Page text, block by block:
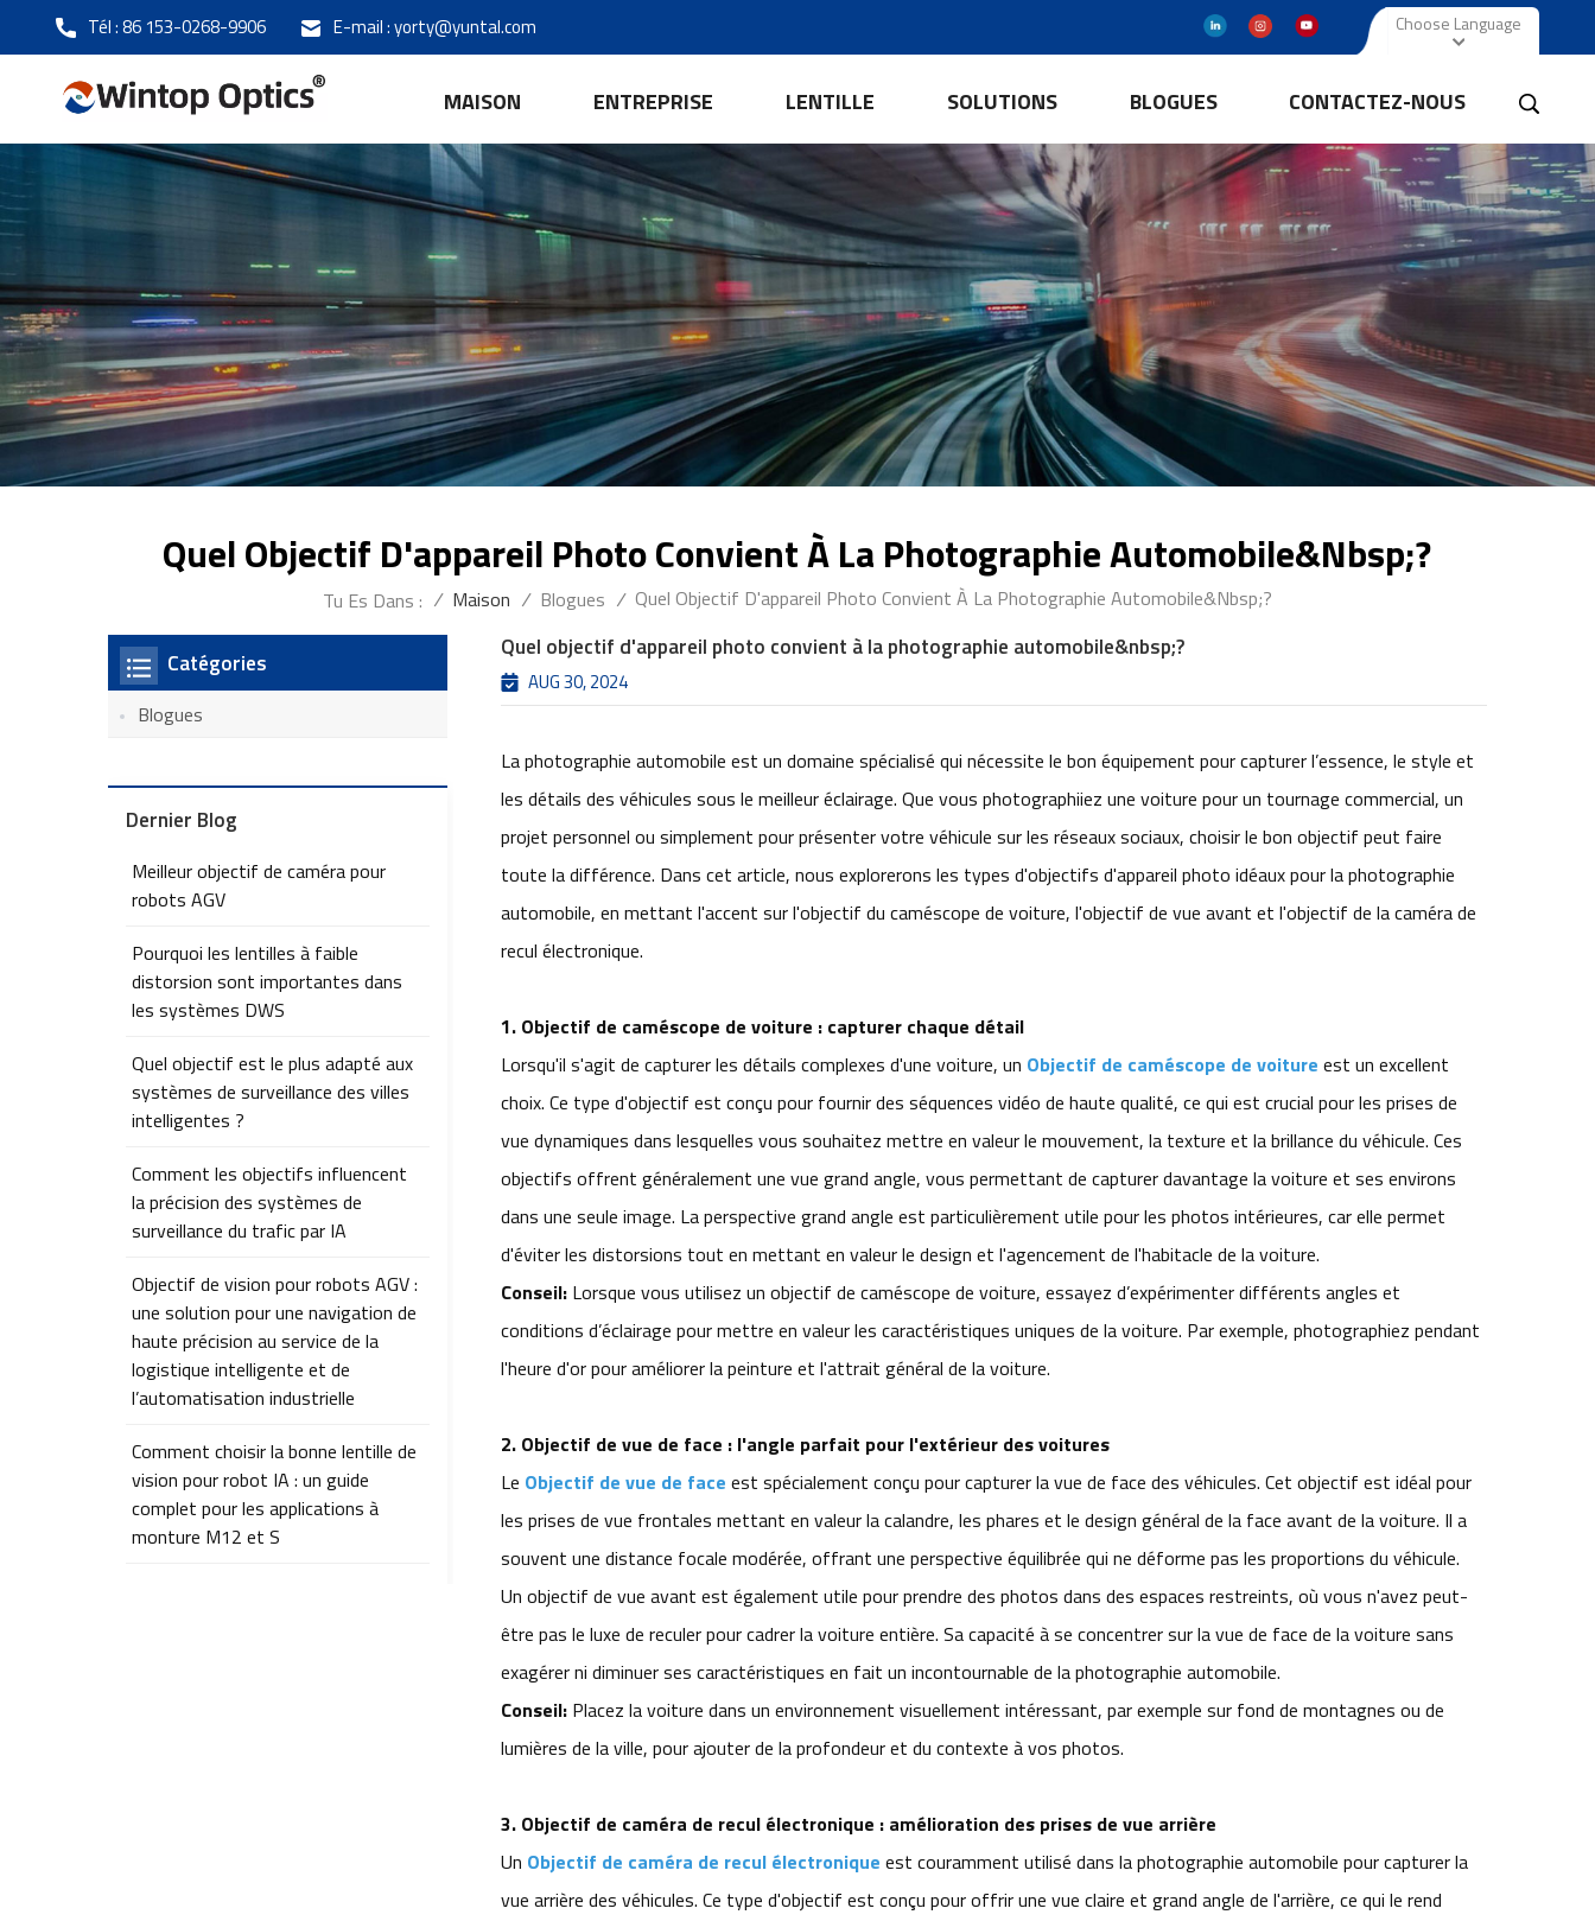
Tél :86 153-0268-9906 E-mail :yorty@yuntal.com Choose Language
MAISON ENTREPRISE LENTILLE SOLUTIONS BLOGUES CONTACTEZ-NOUS
Quel Objectif D'appareil Photo Convient À La Photographie Automobile&nbsp;?
Tu Es Dans : / Maison / Blogues / Quel Objectif D'appareil Photo Convient À La Photographie Automobile&nbsp;?
Quel objectif d'appareil photo convient à la photographie automobile&nbsp;?
AUG 30, 2024
La photographie automobile est un domaine spécialisé qui nécessite le bon équipement pour capturer l’essence, le style et
les détails des véhicules sous le meilleur éclairage. Que vous photographiiez une voiture pour un tournage commercial, un
projet personnel ou simplement pour présenter votre véhicule sur les réseaux sociaux, choisir le bon objectif peut faire
toute la différence. Dans cet article, nous explorerons les types d'objectifs d'appareil photo idéaux pour la photographie
automobile, en mettant l'accent sur l'objectif du caméscope de voiture, l'objectif de vue avant et l'objectif de la caméra de
recul électronique.
1. Objectif de caméscope de voiture : capturer chaque détail
Lorsqu'il s'agit de capturer les détails complexes d'une voiture, un Objectif de caméscope de voiture est un excellent
choix. Ce type d'objectif est conçu pour fournir des séquences vidéo de haute qualité, ce qui est crucial pour les prises de
vue dynamiques dans lesquelles vous souhaitez mettre en valeur le mouvement, la texture et la brillance du véhicule. Ces
objectifs offrent généralement une vue grand angle, vous permettant de capturer davantage la voiture et ses environs
dans une seule image. La perspective grand angle est particulièrement utile pour les photos intérieures, car elle permet
d'éviter les distorsions tout en mettant en valeur le design et l'agencement de l'habitacle de la voiture.
Conseil:Lorsque vous utilisez un objectif de caméscope de voiture, essayez d’expérimenter différents angles et
conditions d’éclairage pour mettre en valeur les caractéristiques uniques de la voiture. Par exemple, photographiez pendant
l'heure d'or pour améliorer la peinture et l'attrait général de la voiture.
2. Objectif de vue de face : l'angle parfait pour l'extérieur des voitures
Le Objectif de vue de face est spécialement conçu pour capturer la vue de face des véhicules. Cet objectif est idéal pour
les prises de vue frontales mettant en valeur la calandre, les phares et le design général de la face avant de la voiture. Il a
souvent une distance focale modérée, offrant une perspective équilibrée qui ne déforme pas les proportions du véhicule.
Un objectif de vue avant est également utile pour prendre des photos dans des espaces restreints, où vous n'avez peut-
être pas le luxe de reculer pour cadrer la voiture entière. Sa capacité à se concentrer sur la vue de face de la voiture sans
exagérer ni diminuer ses caractéristiques en fait un incontournable de la photographie automobile.
Conseil:Placez la voiture dans un environnement visuellement intéressant, par exemple sur fond de montagnes ou de
lumières de la ville, pour ajouter de la profondeur et du contexte à vos photos.
3. Objectif de caméra de recul électronique : amélioration des prises de vue arrière
Un Objectif de caméra de recul électronique est couramment utilisé dans la photographie automobile pour capturer la
vue arrière des véhicules. Ce type d'objectif est conçu pour offrir une vue claire et grand angle de l'arrière, ce qui le rend
Catégories
Blogues
Dernier Blog
Meilleur objectif de caméra pour
robots AGV
Pourquoi les lentilles à faible
distorsion sont importantes dans
les systèmes DWS
Quel objectif est le plus adapté aux
systèmes de surveillance des villes
intelligentes ?
Comment les objectifs influencent
la précision des systèmes de
surveillance du trafic par IA
Objectif de vision pour robots AGV :
une solution pour une navigation de
haute précision au service de la
logistique intelligente et de
l’automatisation industrielle
Comment choisir la bonne lentille de
vision pour robot IA : un guide
complet pour les applications à
monture M12 et S